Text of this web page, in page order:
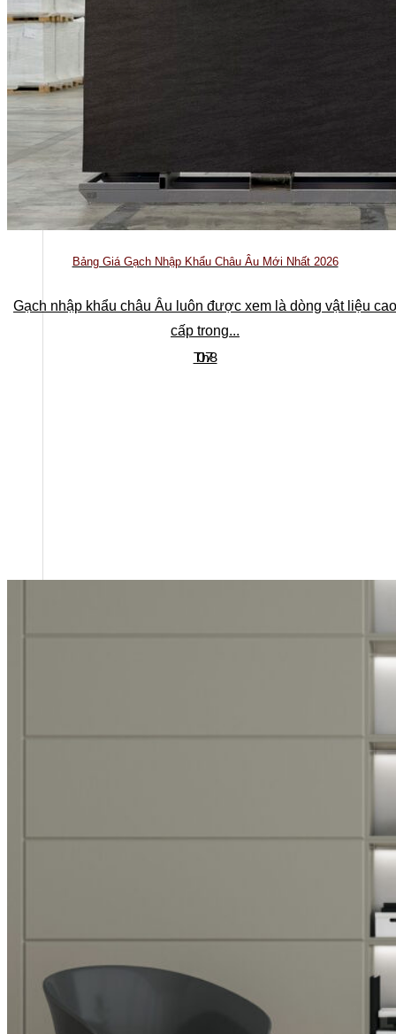
Bảng Giá Gạch Nhập Khẩu Châu Âu Mới Nhất 2026
Gạch nhập khẩu châu Âu luôn được xem là dòng vật liệu cao
cấp trong...
07
Th8